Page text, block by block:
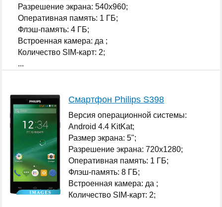
Разрешение экрана: 540x960;
Оперативная память: 1 ГБ;
Флэш-память: 4 ГБ;
Встроенная камера: да ;
Количество SIM-карт: 2;
...
Смартфон Philips S398
Версия операционной системы:
Android 4.4 KitKat;
Размер экрана: 5";
Разрешение экрана: 720x1280;
Оперативная память: 1 ГБ;
Флэш-память: 8 ГБ;
Встроенная камера: да ;
Количество SIM-карт: 2;